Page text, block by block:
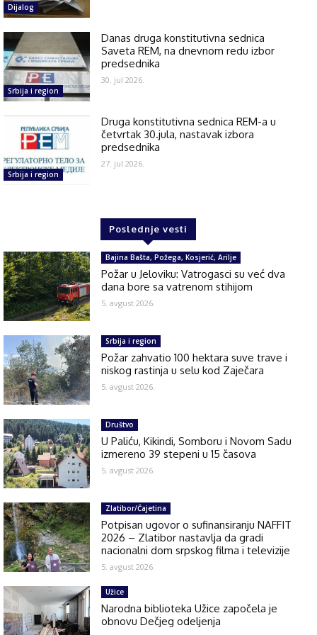
Dijalog
Srbija i region
Danas druga konstitutivna sednica
Saveta REM, na dnevnom redu izbor
predsednika
30. jul 2026.
Srbija i region
Druga konstitutivna sednica REM-a u
četvrtak 30.jula, nastavak izbora
predsednika
27. jul 2026.
Poslednje vesti
Bajina Bašta, Požega, Kosjerić, Arilje
Požar u Jeloviku: Vatrogasci su već dva
dana bore sa vatrenom stihijom
5. avgust 2026.
Srbija i region
Požar zahvatio 100 hektara suve trave i
niskog rastinja u selu kod Zaječara
5. avgust 2026.
Društvo
U Paliću, Kikindi, Somboru i Novom Sadu
izmereno 39 stepeni u 15 časova
5. avgust 2026.
Zlatibor/Čajetina
Potpisan ugovor o sufinansiranju NAFFIT
2026 – Zlatibor nastavlja da gradi
nacionalni dom srpskog filma i televizije
5. avgust 2026.
Užice
Narodna biblioteka Užice započela je
obnovu Dečjeg odeljenja